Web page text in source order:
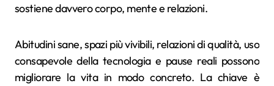
sostiene davvero corpo, mente e relazioni.
Abitudini sane, spazi più vivibili, relazioni di qualità, uso
consapevole della tecnologia e pause reali possono
migliorare la vita in modo concreto. La chiave è